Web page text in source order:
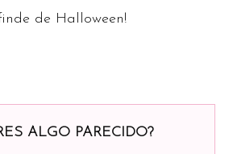
de Halloween!
ALGO PARECIDO?